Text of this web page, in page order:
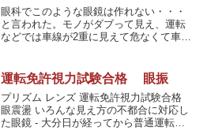
眼科でこのような眼鏡は作れない・・・
と言われた。モノがダブって見え、運転
などでは車線が2重に見えて危なくて車の
行ったが「このような眼鏡は作れない」
と言われグーグル検索で当店を見つけ来
店。
運転免許視力試験合格 眼振
プリズム レンズ 運転免許視力試験合格
眼震盪 いろんな見え方の不都合に対応し
た眼鏡 - 大分日が経ってから普通運転免